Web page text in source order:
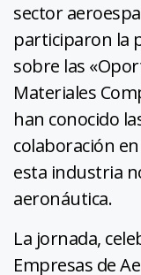
sector
participaron la
sobre las
Materiales
han conocido
colaboración
esta industria
aeronáutica.
La jornada,
Empresas de